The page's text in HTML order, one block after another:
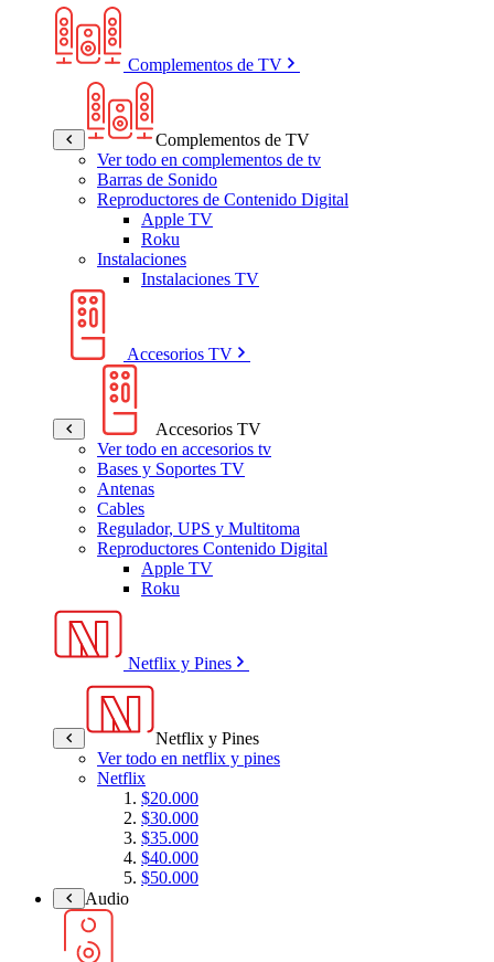
Complementos de TV
Complementos de TV
Ver todo en complementos de tv
Barras de Sonido
Reproductores de Contenido Digital
Apple TV
Roku
Instalaciones
Instalaciones TV
Accesorios TV
Accesorios TV
Ver todo en accesorios tv
Bases y Soportes TV
Antenas
Cables
Regulador, UPS y Multitoma
Reproductores Contenido Digital
Apple TV
Roku
Netflix y Pines
Netflix y Pines
Ver todo en netflix y pines
Netflix
$20.000
$30.000
$35.000
$40.000
$50.000
Audio